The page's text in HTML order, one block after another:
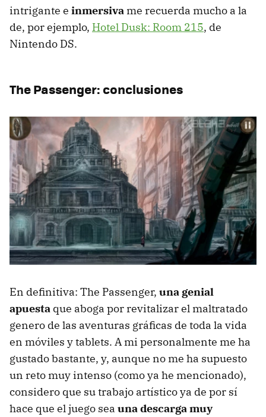
intrigante e inmersiva me recuerda mucho a la
de, por ejemplo, Hotel Dusk: Room 215, de
Nintendo DS.
The Passenger: conclusiones
En definitiva: The Passenger, una genial
apuesta que aboga por revitalizar el maltratado
genero de las aventuras gráficas de toda la vida
en móviles y tablets. A mi personalmente me ha
gustado bastante, y, aunque no me ha supuesto
un reto muy intenso (como ya he mencionado),
considero que su trabajo artístico ya de por sí
hace que el juego sea una descarga muy